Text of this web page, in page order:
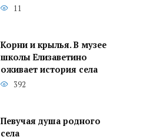
11
Корни и крылья. В музее
школы Елизаветино
оживает история села
392
Певучая душа родного
села